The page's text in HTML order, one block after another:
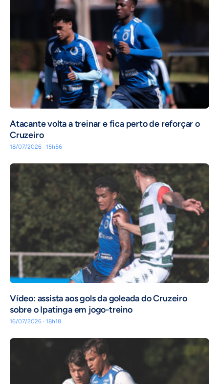
Atacante volta a treinar e fica perto de reforçar o
Cruzeiro
18/07/2026 · 15h56
Vídeo: assista aos gols da goleada do Cruzeiro
sobre o Ipatinga em jogo-treino
16/07/2026 · 18h18